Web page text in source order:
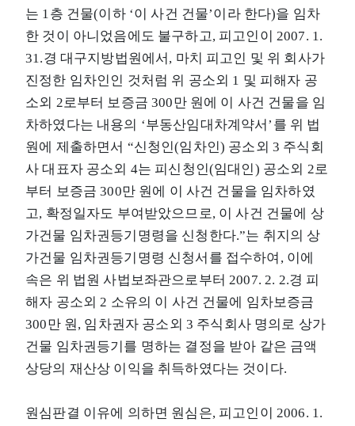
는 1층 건물(이하 ‘이 사건 건물’이라 한다)을 임차
한 것이 아니었음에도 불구하고, 피고인이 2007. 1.
31.경 대구지방법원에서, 마치 피고인 및 위 회사가
진정한 임차인인 것처럼 위 공소외 1 및 피해자 공
소외 2로부터 보증금 300만 원에 이 사건 건물을 임
차하였다는 내용의 ‘부동산임대차계약서’를 위 법
원에 제출하면서 “신청인(임차인) 공소외 3 주식회
사 대표자 공소외 4는 피신청인(임대인) 공소외 2로
부터 보증금 300만 원에 이 사건 건물을 임차하였
고, 확정일자도 부여받았으므로, 이 사건 건물에 상
가건물 임차권등기명령을 신청한다.”는 취지의 상
가건물 임차권등기명령 신청서를 접수하여, 이에
속은 위 법원 사법보좌관으로부터 2007. 2. 2.경 피
해자 공소외 2 소유의 이 사건 건물에 임차보증금
300만 원, 임차권자 공소외 3 주식회사 명의로 상가
건물 임차권등기를 명하는 결정을 받아 같은 금액
상당의 재산상 이익을 취득하였다는 것이다.
원심판결 이유에 의하면 원심은, 피고인이 2006. 1.